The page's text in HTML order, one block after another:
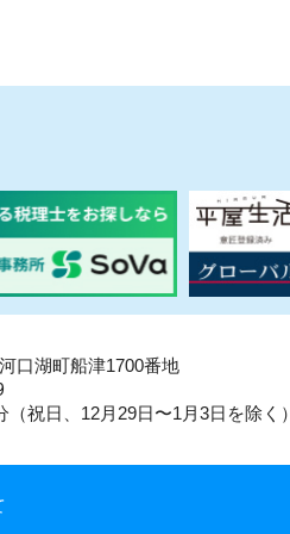
口湖町船津1700番地
祝日、12月29日〜1月3日を除く）